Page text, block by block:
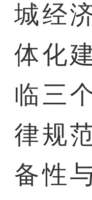
城经
体化
临三
律规
备性